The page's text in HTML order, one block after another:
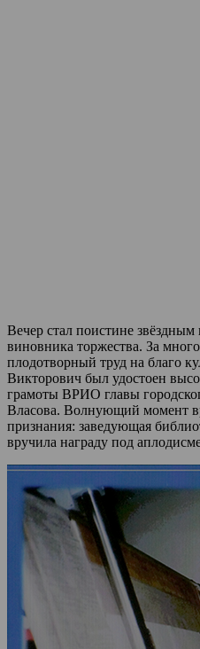
Вечер стал поистине
виновника торжества. За
плодотворный труд на благо
Викторович был удостоен
грамоты ВРИО главы
Власова. Волнующий момент
признания: заведующая
вручила награду под